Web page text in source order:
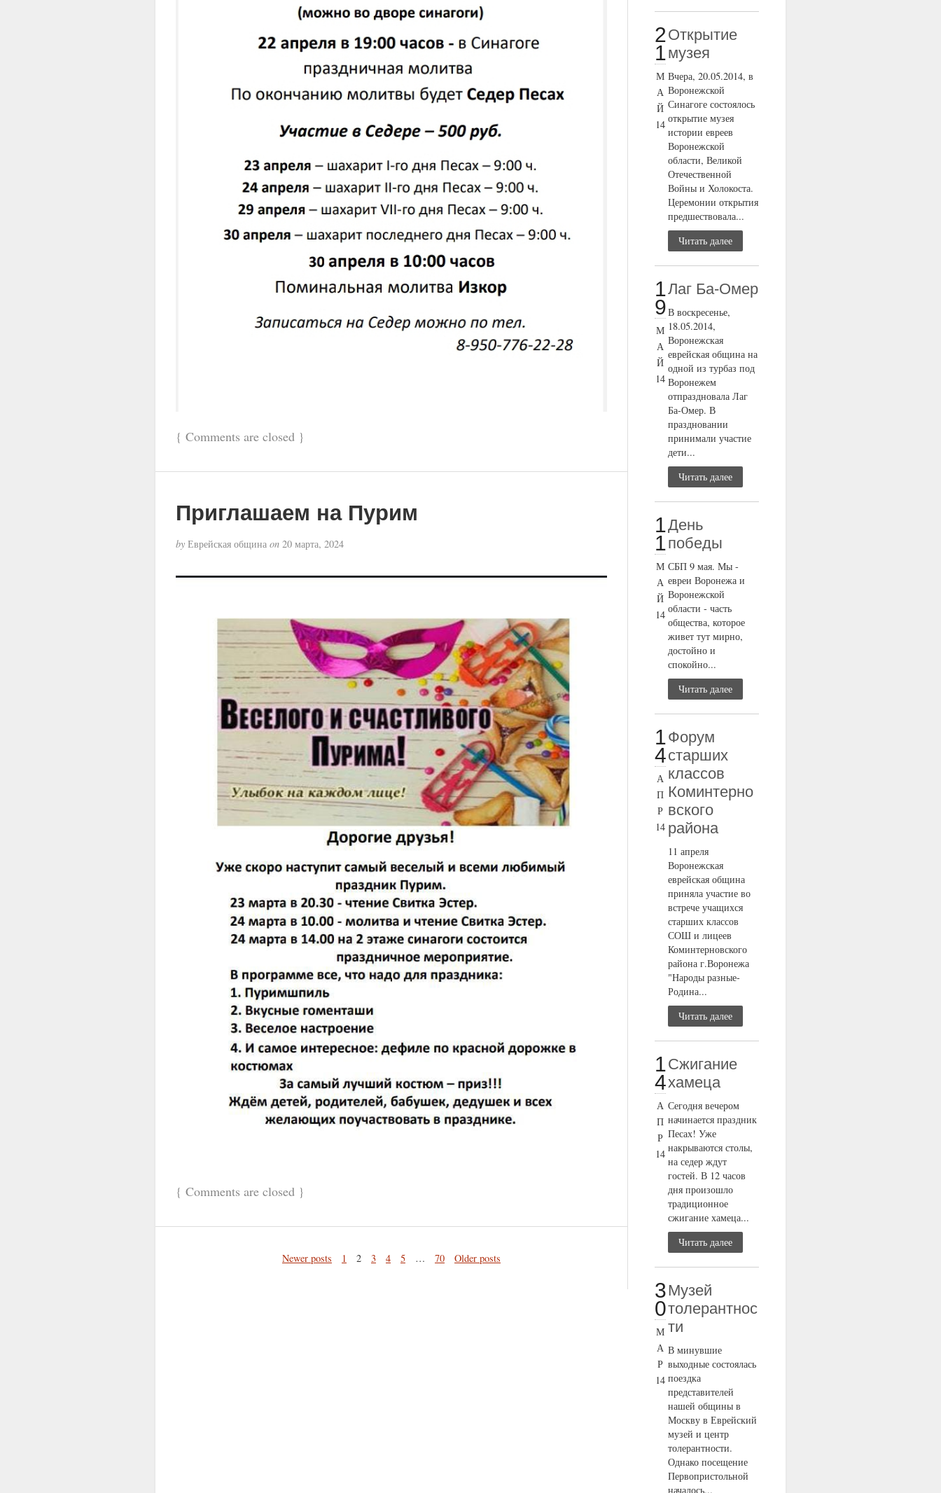
{ Comments are closed}
Приглашаем на Пурим
byЕврейская община on20 марта, 2024
{ Comments are closed}
Newer posts 1 2 3 4 5 … 70 Older posts
2
1
М
А
Й
14
Открытие
музея
Вчера, 20.05.2014, в
Воронежской
Синагоге состоялось
открытие музея
истории евреев
Воронежской
области, Великой
Отечественной
Войны и Холокоста.
Церемонии открытия
предшествовала...
Читать далее
1
9
М
А
Й
14
Лаг Ба-Омер
В воскресенье,
18.05.2014,
Воронежская
еврейская община на
одной из турбаз под
Воронежем
отпраздновала Лаг
Ба-Омер. В
праздновании
принимали участие
дети...
Читать далее
1
1
М
А
Й
14
День
победы
СБП 9 мая. Мы -
евреи Воронежа и
Воронежской
области - часть
общества, которое
живет тут мирно,
достойно и
спокойно...
Читать далее
1
4
А
П
Р
14
Форум
старших
классов
Коминтерно
вского
района
11 апреля
Воронежская
еврейская община
приняла участие во
встрече учащихся
старших классов
СОШ и лицеев
Коминтерновского
района г.Воронежа
"Народы разные-
Родина...
Читать далее
1
4
А
П
Р
14
Сжигание
хамеца
Сегодня вечером
начинается праздник
Песах! Уже
накрываются столы,
на седер ждут
гостей. В 12 часов
дня произошло
традиционное
сжигание хамеца...
Читать далее
3
0
М
А
Р
14
Музей
толерантнос
ти
В минувшие
выходные состоялась
поездка
представителей
нашей общины в
Москву в Еврейский
музей и центр
толерантности.
Однако посещение
Первопристольной
началось...